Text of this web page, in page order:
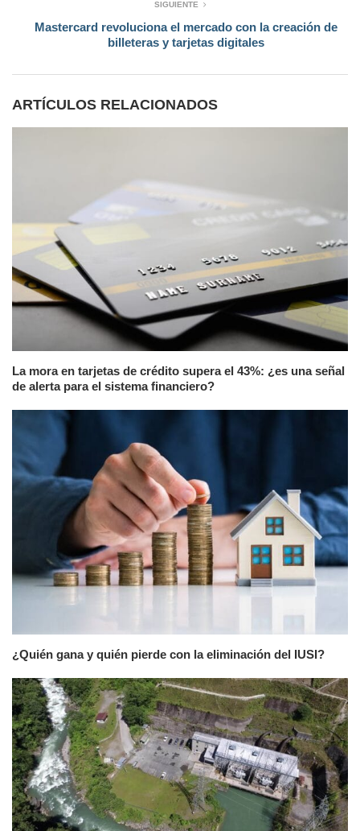
SIGUIENTE
Mastercard revoluciona el mercado con la creación de
billeteras y tarjetas digitales
ARTÍCULOS RELACIONADOS
La mora en tarjetas de crédito supera el 43%: ¿es una señal
de alerta para el sistema financiero?
¿Quién gana y quién pierde con la eliminación del IUSI?